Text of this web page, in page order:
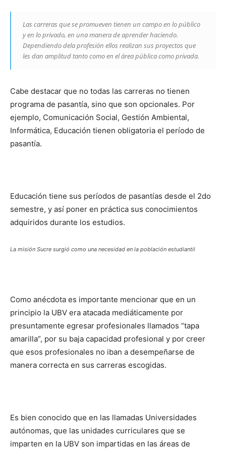
Las carreras que se promueven tienen un campo en lo público
y en lo privado, en una manera de aprender haciendo.
Dependiendo dela profesión ellos realizan sus proyectos que
les dan amplitud tanto como en el área pública como privada.
Cabe destacar que no todas las carreras no tienen
programa de pasantía, sino que son opcionales. Por
ejemplo, Comunicación Social, Gestión Ambiental,
Informática, Educación tienen obligatoria el período de
pasantía.
Educación tiene sus períodos de pasantías desde el 2do
semestre, y así poner en práctica sus conocimientos
adquiridos durante los estudios.
La misión Sucre surgió como una necesidad en la población estudiantil
Como anécdota es importante mencionar que en un
principio la UBV era atacada mediáticamente por
presuntamente egresar profesionales llamados “tapa
amarilla”, por su baja capacidad profesional y por creer
que esos profesionales no iban a desempeñarse de
manera correcta en sus carreras escogidas.
Es bien conocido que en las llamadas Universidades
autónomas, que las unidades curriculares que se
imparten en la UBV son impartidas en las áreas de